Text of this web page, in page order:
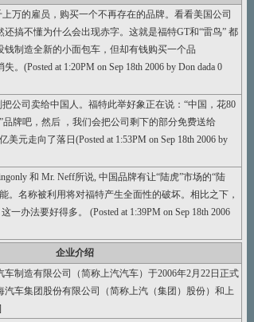
的雇员，购买一个不再存在的品牌。看看美国公司
搞不懂为什么会出现赤字。这就是福特GT和“雷鸟” 都
钱制造全新的小面包车，但却有钱购买一个品
。(Posted at 1:20PM on Sep 18th 2006 by Don dada 0
司卖给中国人。福特此举好象正在说：“中国，花80
品牌吧，然后 ，我们会把公司剩下的部分免费送给
美元走向了落日(Posted at 1:53PM on Sep 18th 2006 by
和 Mr. Neff所说, 中国品牌有让“陆虎”市场的“陆
。名称被利用将对福特产生全面性的破坏。相比之下，
一办法要好得多。 (Posted at 1:39PM on Sep 18th 2006
企业介绍
车制造有限公司（简称上汽汽车）于2006年2月22日正式
汽车集团股份有限公司（简称上汽（集团）股份）和上